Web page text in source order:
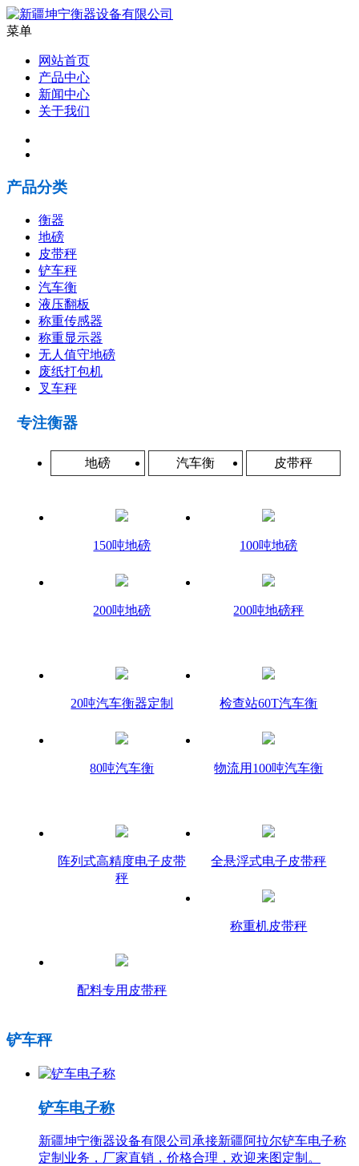
菜单
网站首页
产品中心
新闻中心
关于我们
产品分类
衡器
地磅
皮带秤
铲车秤
汽车衡
液压翻板
称重传感器
称重显示器
无人值守地磅
废纸打包机
叉车秤
专注衡器
地磅 汽车衡 皮带秤
150吨地磅 100吨地磅
200吨地磅 200吨地磅秤
20吨汽车衡器定制 检查站60T汽车衡
80吨汽车衡 物流用100吨汽车衡
阵列式高精度电子皮带
秤
全悬浮式电子皮带秤
称重机皮带秤
配料专用皮带秤
铲车秤
铲车电子称
新疆坤宁衡器设备有限公司承接新疆阿拉尔铲车电子称
定制业务，厂家直销，价格合理，欢迎来图定制。